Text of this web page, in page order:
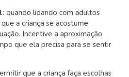
quando lidando com adultos
a criança se acostume
Incentive a aproximação
que ela precisa para se sentir
ermitir que a criança faça escolhas